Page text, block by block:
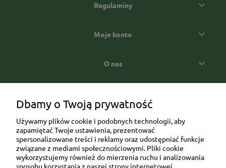
Regulaminy
Moje konto
O nas
Dbamy o Twoją prywatność
Używamy plików cookie i podobnych technologii, aby
zapamiętać Twoje ustawienia, prezentować
spersonalizowane treści i reklamy oraz udostępniać funkcje
związane z mediami społecznościowymi. Pliki cookie
wykorzystujemy również do mierzenia ruchu i analizowania
sposobu korzystania z naszej strony internetowej.